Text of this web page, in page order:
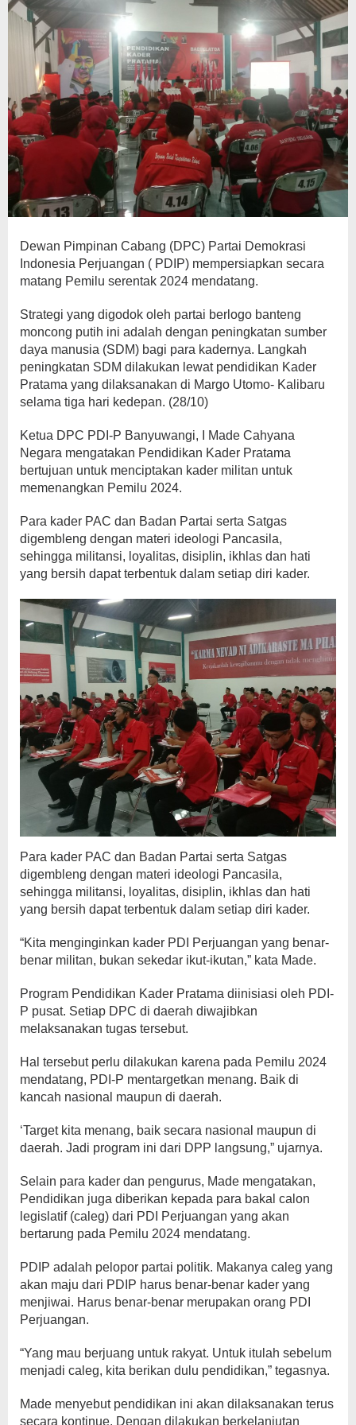
Dewan Pimpinan Cabang (DPC) Partai Demokrasi
Indonesia Perjuangan ( PDIP) mempersiapkan secara
matang Pemilu serentak 2024 mendatang.
Strategi yang digodok oleh partai berlogo banteng
moncong putih ini adalah dengan peningkatan sumber
daya manusia (SDM) bagi para kadernya. Langkah
peningkatan SDM dilakukan lewat pendidikan Kader
Pratama yang dilaksanakan di Margo Utomo- Kalibaru
selama tiga hari kedepan. (28/10)
Ketua DPC PDI-P Banyuwangi, I Made Cahyana
Negara mengatakan Pendidikan Kader Pratama
bertujuan untuk menciptakan kader militan untuk
memenangkan Pemilu 2024.
Para kader PAC dan Badan Partai serta Satgas
digembleng dengan materi ideologi Pancasila,
sehingga militansi, loyalitas, disiplin, ikhlas dan hati
yang bersih dapat terbentuk dalam setiap diri kader.
Para kader PAC dan Badan Partai serta Satgas
digembleng dengan materi ideologi Pancasila,
sehingga militansi, loyalitas, disiplin, ikhlas dan hati
yang bersih dapat terbentuk dalam setiap diri kader.
“Kita menginginkan kader PDI Perjuangan yang benar-
benar militan, bukan sekedar ikut-ikutan,” kata Made.
Program Pendidikan Kader Pratama diinisiasi oleh PDI-
P pusat. Setiap DPC di daerah diwajibkan
melaksanakan tugas tersebut.
Hal tersebut perlu dilakukan karena pada Pemilu 2024
mendatang, PDI-P mentargetkan menang. Baik di
kancah nasional maupun di daerah.
‘Target kita menang, baik secara nasional maupun di
daerah. Jadi program ini dari DPP langsung,” ujarnya.
Selain para kader dan pengurus, Made mengatakan,
Pendidikan juga diberikan kepada para bakal calon
legislatif (caleg) dari PDI Perjuangan yang akan
bertarung pada Pemilu 2024 mendatang.
PDIP adalah pelopor partai politik. Makanya caleg yang
akan maju dari PDIP harus benar-benar kader yang
menjiwai. Harus benar-benar merupakan orang PDI
Perjuangan.
“Yang mau berjuang untuk rakyat. Untuk itulah sebelum
menjadi caleg, kita berikan dulu pendidikan,” tegasnya.
Made menyebut pendidikan ini akan dilaksanakan terus
secara kontinue. Dengan dilakukan berkelanjutan